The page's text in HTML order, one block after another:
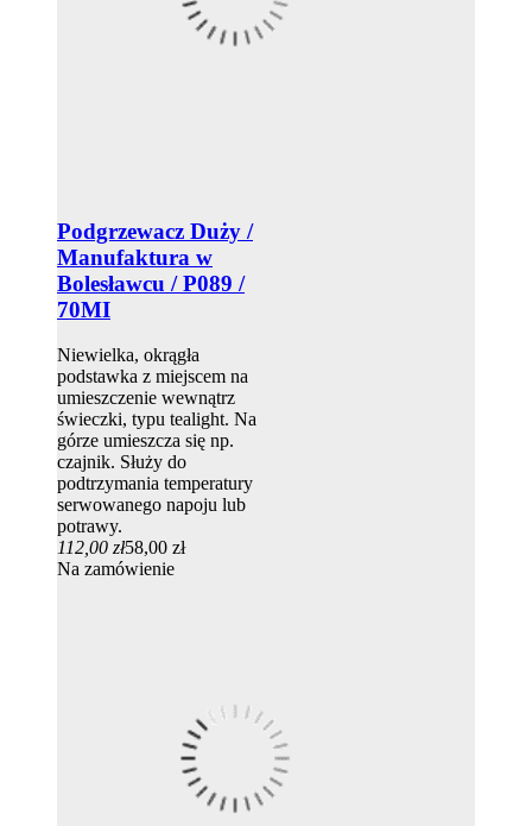
Podgrzewacz Duży /
Manufaktura w
Bolesławcu / P089 /
70MI
Niewielka, okrągła
podstawka z miejscem na
umieszczenie wewnątrz
świeczki, typu tealight. Na
górze umieszcza się np.
czajnik. Służy do
podtrzymania temperatury
serwowanego napoju lub
potrawy.
112,00 zł58,00 zł
Na zamówienie